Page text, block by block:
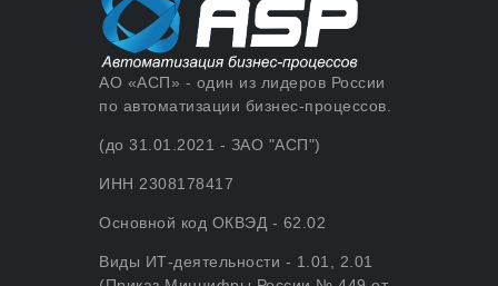
АО «АСП» - один из лидеров России
по автоматизации бизнес-процессов.
(до 31.01.2021 - ЗАО "АСП")
ИНН 2308178417
Основной код ОКВЭД - 62.02
Виды ИТ-деятельности - 1.01, 2.01